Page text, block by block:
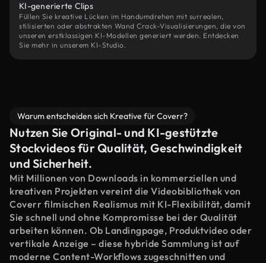
KI-generierte Clips
Füllen Sie kreative Lücken im Handumdrehen mit surrealen,
stilisierten oder abstrakten Wand Crack-Visualisierungen, die von
unseren erstklassigen KI-Modellen generiert werden. Entdecken
Sie mehr in unserem KI-Studio.
Warum entscheiden sich Kreative für Coverr?
Nutzen Sie Original- und KI-gestützte
Stockvideos für Qualität, Geschwindigkeit
und Sicherheit.
Mit Millionen von Downloads in kommerziellen und
kreativen Projekten vereint die Videobibliothek von
Coverr filmischen Realismus mit KI-Flexibilität, damit
Sie schnell und ohne Kompromisse bei der Qualität
arbeiten können. Ob Landingpage, Produktvideo oder
vertikale Anzeige – diese hybride Sammlung ist auf
moderne Content-Workflows zugeschnitten und